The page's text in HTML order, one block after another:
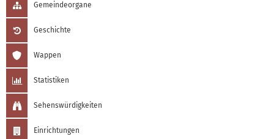
Gemeindeorgane
Geschichte
Wappen
Statistiken
Sehenswürdigkeiten
Einrichtungen